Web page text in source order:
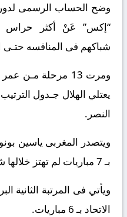
وضح الحساب الرسمى
“إكس” عَنْ أكثر حراس
شباكهم فى المنافسه حتـى
ومرت 13 مرحلة
النصر.
ويتصدر المغربى ياسين
بـ 7 مباريات لم تهتز خلالها شباكه.
ويأتي فى المرتبة الثانية
الاتحاد بـ 6 مباريات.